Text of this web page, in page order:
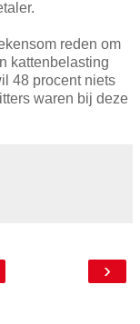
reden om
kattenbelasting
48 procent niets
waren bij deze
›